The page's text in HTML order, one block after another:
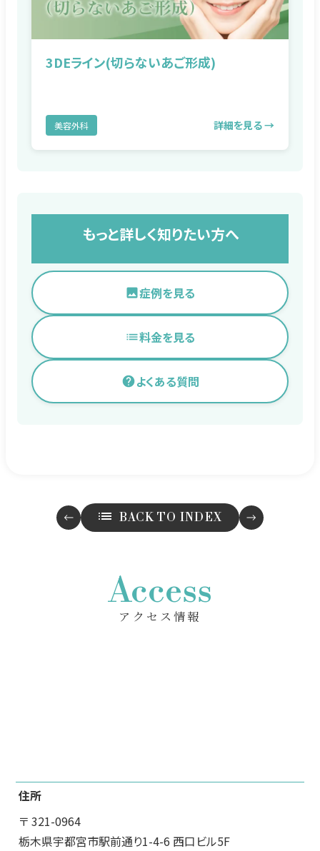
3DEライン(切らないあご形成)
美容外科 詳細を見る →
もっと詳しく知りたい方へ
症例を見る
料金を見る
よくある質問
BACK TO INDEX
Access
アクセス情報
住所
〒 321-0964
栃木県宇都宮市駅前通り1-4-6 西口ビル5F